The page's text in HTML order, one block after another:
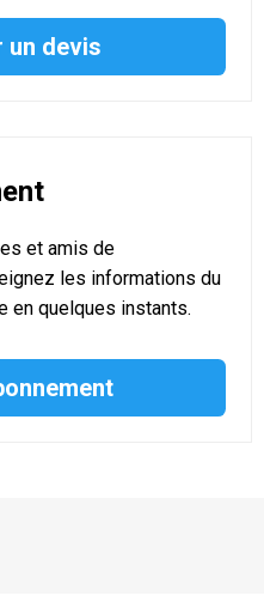
un devis
et amis de
les informations du
en quelques instants.